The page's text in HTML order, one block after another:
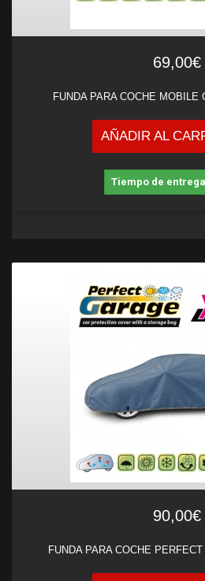
69,00€
FUNDA PARA COCHE MOBILE
AÑADIR AL
Tiempo de
90,00€
FUNDA PARA COCHE